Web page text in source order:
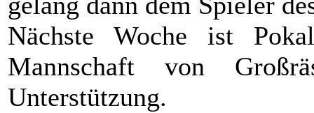
Nächste Woche ist
Mannschaft von
Unterstützung.